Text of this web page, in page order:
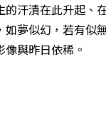
的汗漬在此升起、
如夢似幻，若有似
與昨日依稀。